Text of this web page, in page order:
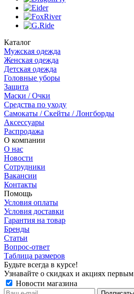
Каталог
Мужская одежда
Женская одежда
Детская одежда
Головные уборы
Защита
Маски / Очки
Средства по уходу
Самокаты / Скейты / Лонгборды
Аксессуары
Распродажа
О компании
О нас
Новости
Сотрудники
Вакансии
Контакты
Помощь
Условия оплаты
Условия доставки
Гарантия на товар
Бренды
Статьи
Вопрос-ответ
Таблица размеров
Будьте всегда в курсе!
Узнавайте о скидках и акциях первым
Новости магазина